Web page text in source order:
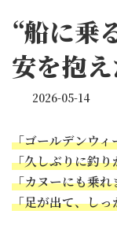
“船に乗
安を抱
2026-05-14
「ゴールデンウ
「久しぶりに釣
「カヌーにも乗れ
「足が出て、し